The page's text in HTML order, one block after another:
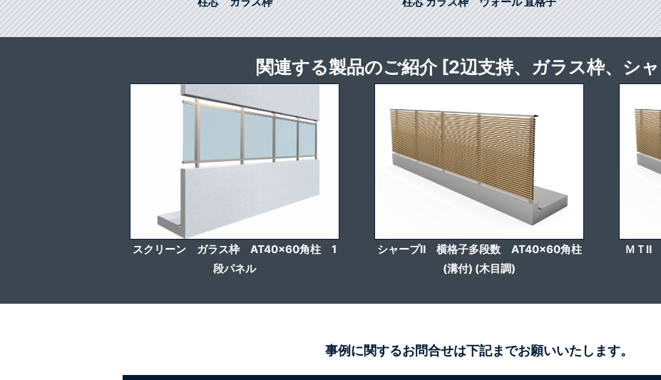
関連する製品のご紹介 [2辺支持、ガラス枠、シ
スクリーン ガラス枠 AT40x60角柱 1
段パネル
シャープⅡ 横格子多段数 AT40x60角柱
(溝付) (木目調)
ＭＴⅡ
事例に関するお問合せは下記までお願いいたします。